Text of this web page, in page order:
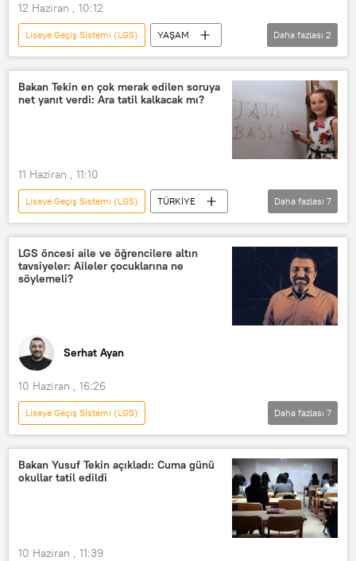
12 Haziran , 10:12
Liseye Geçiş Sistemi (LGS)
YAŞAM
LGS
LGS
Daha fazlası 2
Bakan Tekin en çok merak edilen soruya
net yanıt verdi: Ara tatil kalkacak mı?
11 Haziran , 11:10
Liseye Geçiş Sistemi (LGS)
TÜRKİYE
Yusuf Tekin
Milli Eğitim Bakanlığı (MEB)
Ara tatil
ara tatil kalkacak mı
Kamera
Daha fazlası 7
LGS öncesi aile ve öğrencilere altın
tavsiyeler: Aileler çocuklarına ne
söylemeli?
Serhat Ayan
10 Haziran , 16:26
Liseye Geçiş Sistemi (LGS)
YENİ ŞEYLER REHBERİ
Radyo Sputnik
Radyo
RADYO
Milli Eğitim Bakanlığı (MEB)
Daha fazlası 7
Bakan Yusuf Tekin açıkladı: Cuma günü
okullar tatil edildi
10 Haziran , 11:39